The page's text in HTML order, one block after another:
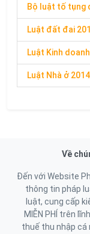
Bộ luật tố tụng
Luật đất đai
Luật Kinh
Luật Nhà ở 2014
Về
Đến với Website
thông tin pháp
luật, cung cấp
MIỄN PHÍ trên
thuế thu nhập cá